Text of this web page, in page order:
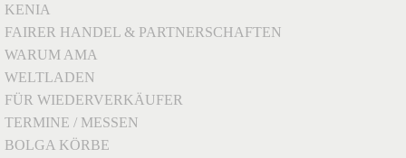
KENIA
FAIRER HANDEL & PARTNERSCHAFTEN
WARUM AMA
WELTLADEN
FÜR WIEDERVERKÄUFER
TERMINE / MESSEN
BOLGA KÖRBE